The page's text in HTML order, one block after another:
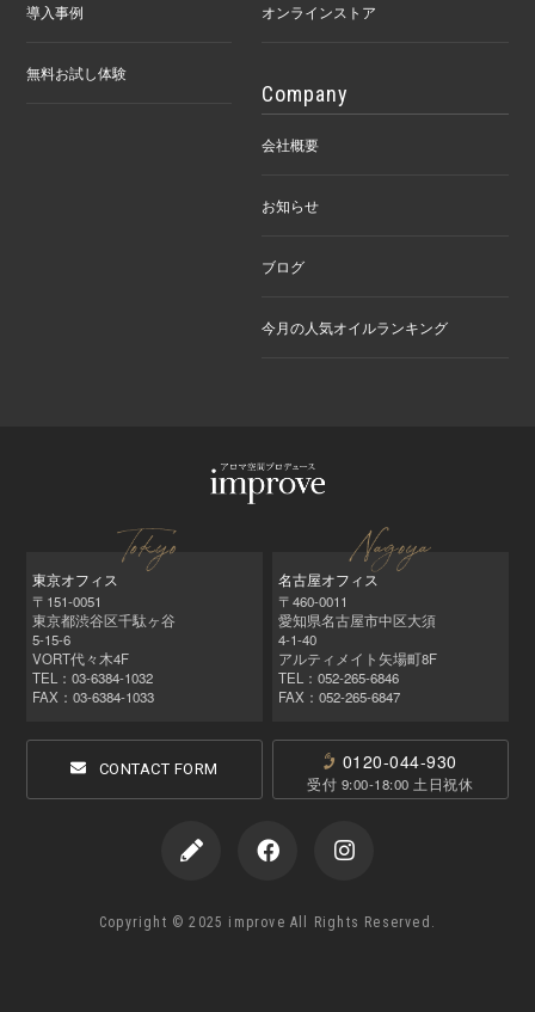
導入事例
無料お試し体験
オンラインストア
Company
会社概要
お知らせ
ブログ
今月の人気オイルランキング
東京オフィス
〒151-0051
東京都渋谷区千駄ヶ谷
5-15-6
VORT代々木4F
TEL：03-6384-1032
FAX：03-6384-1033
名古屋オフィス
〒460-0011
愛知県名古屋市中区大須
4-1-40
アルティメイト矢場町8F
TEL：052‑265‑6846
FAX：052‑265‑6847
CONTACT FORM 0120-044-930
受付 9:00-18:00 土日祝休
Copyright © 2025 improve All Rights Reserved.